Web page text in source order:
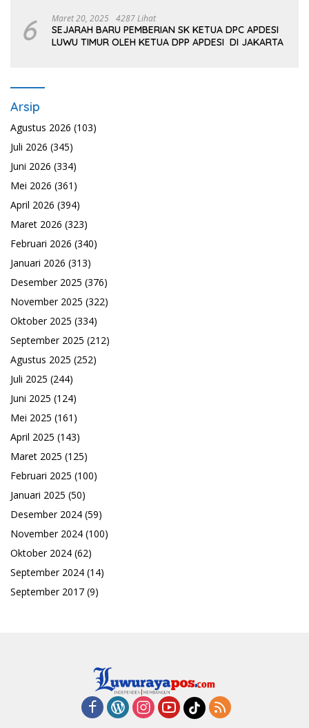
6 Maret 20, 2025 4287 Lihat
SEJARAH BARU PEMBERIAN SK KETUA DPC APDESI
LUWU TIMUR OLEH KETUA DPP APDESI DI JAKARTA
Arsip
Agustus 2026 (103)
Juli 2026 (345)
Juni 2026 (334)
Mei 2026 (361)
April 2026 (394)
Maret 2026 (323)
Februari 2026 (340)
Januari 2026 (313)
Desember 2025 (376)
November 2025 (322)
Oktober 2025 (334)
September 2025 (212)
Agustus 2025 (252)
Juli 2025 (244)
Juni 2025 (124)
Mei 2025 (161)
April 2025 (143)
Maret 2025 (125)
Februari 2025 (100)
Januari 2025 (50)
Desember 2024 (59)
November 2024 (100)
Oktober 2024 (62)
September 2024 (14)
September 2017 (9)